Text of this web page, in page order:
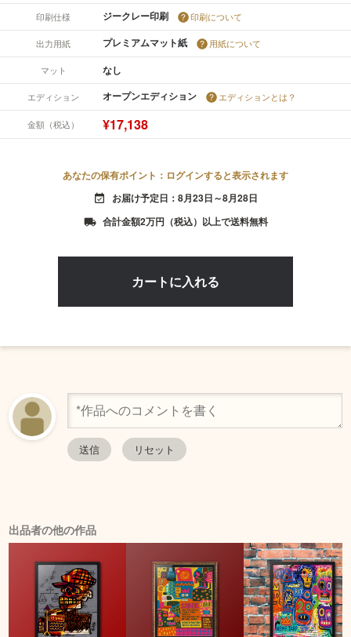
印刷仕様 ジークレー印刷 印刷について
出力用紙 プレミアムマット紙 用紙について
マット なし
エディション オープンエディション エディションとは？
金額（税込） ¥17,138
あなたの保有ポイント：ログインすると表示されます
event_available お届け予定日：8月23日～8月28日
local_shipping 合計金額2万円（税込）以上で送料無料
出品者の他の作品